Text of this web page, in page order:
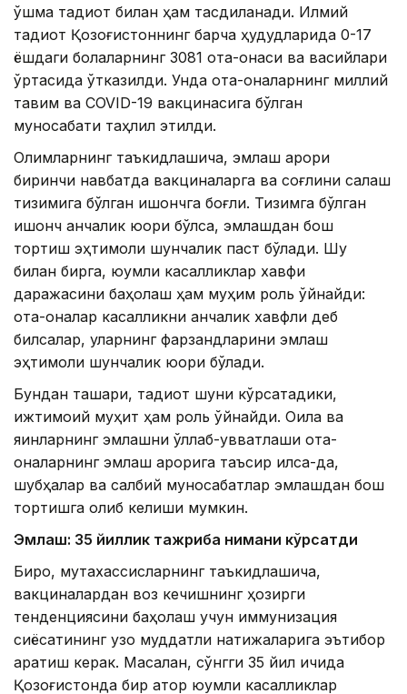
қўшма тадқиқот билан ҳам тасдиқланади. Илмий
тадқиқот Қозоғистоннинг барча ҳудудларида 0-17
ёшдаги болаларнинг 3081 ота-онаси ва васийлари
ўртасида ўтказилди. Унда ота-оналарнинг миллий
тақвим ва COVID-19 вакцинасига бўлган
муносабати таҳлил этилди.
Олимларнинг таъкидлашича, эмлаш қарори
биринчи навбатда вакциналарга ва соғлиқни сақлаш
тизимига бўлган ишончга боғлиқ. Тизимга бўлган
ишонч қанчалик юқори бўлса, эмлашдан бош
тортиш эҳтимоли шунчалик паст бўлади. Шу
билан бирга, юқумли касалликлар хавфи
даражасини баҳолаш ҳам муҳим роль ўйнайди:
ота-оналар касалликни қанчалик хавфли деб
билсалар, уларнинг фарзандларини эмлаш
эҳтимоли шунчалик юқори бўлади.
Бундан ташқари, тадқиқот шуни кўрсатадики,
ижтимоий муҳит ҳам роль ўйнайди. Оила ва
яқинларнинг эмлашни қўллаб-қувватлаши ота-
оналарнинг эмлаш қарорига таъсир қилса-да,
шубҳалар ва салбий муносабатлар эмлашдан бош
тортишга олиб келиши мумкин.
Эмлаш: 35 йиллик тажриба нимани кўрсатди
Бироқ, мутахассисларнинг таъкидлашича,
вакциналардан воз кечишнинг ҳозирги
тенденциясини баҳолаш учун иммунизация
сиёсатининг узоқ муддатли натижаларига эътибор
қаратиш керак. Масалан, сўнгги 35 йил ичида
Қозоғистонда бир қатор юқумли касалликлар